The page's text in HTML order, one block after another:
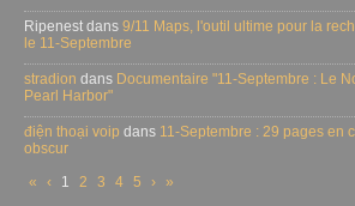
Ripenest dans 9/11 Maps, l'outil ultime pour la
le 11-Septembre
stradion dans Documentaire "11-Septembre : Le
Pearl Harbor"
điện thoại voip dans 11-Septembre : 29 pages en
obscur
«
‹ 1 2 3 4 5 › »